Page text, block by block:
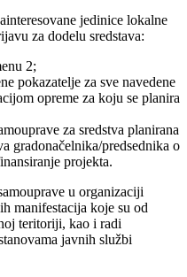
jedinice lokalne
za dodelu sredstava:
2;
pokazatelje za sve navedene
opreme za koju se planira
za sredstva planirana
gradonačelnika/predsednika o
projekta.
u organizaciji
manifestacija koje su od
teritoriji, kao i radi
javnih službi